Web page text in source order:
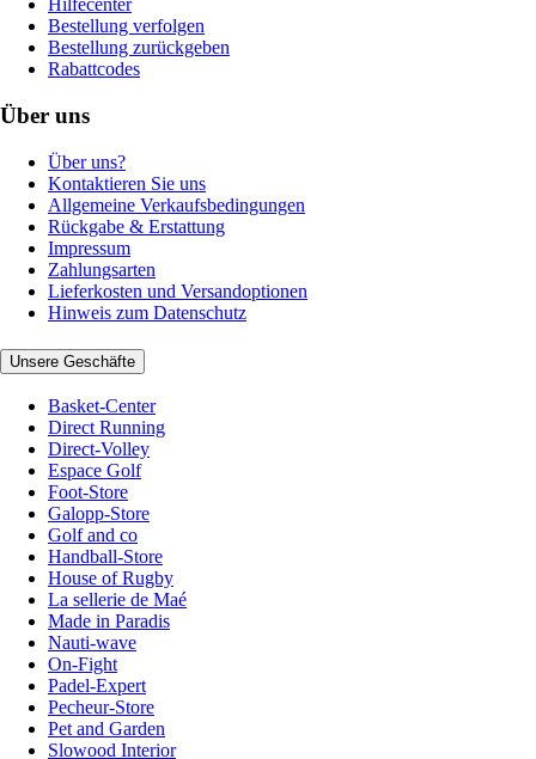
Hilfecenter
Bestellung verfolgen
Bestellung zurückgeben
Rabattcodes
Über uns
Über uns?
Kontaktieren Sie uns
Allgemeine Verkaufsbedingungen
Rückgabe & Erstattung
Impressum
Zahlungsarten
Lieferkosten und Versandoptionen
Hinweis zum Datenschutz
Unsere Geschäfte
Basket-Center
Direct Running
Direct-Volley
Espace Golf
Foot-Store
Galopp-Store
Golf and co
Handball-Store
House of Rugby
La sellerie de Maé
Made in Paradis
Nauti-wave
On-Fight
Padel-Expert
Pecheur-Store
Pet and Garden
Slowood Interior